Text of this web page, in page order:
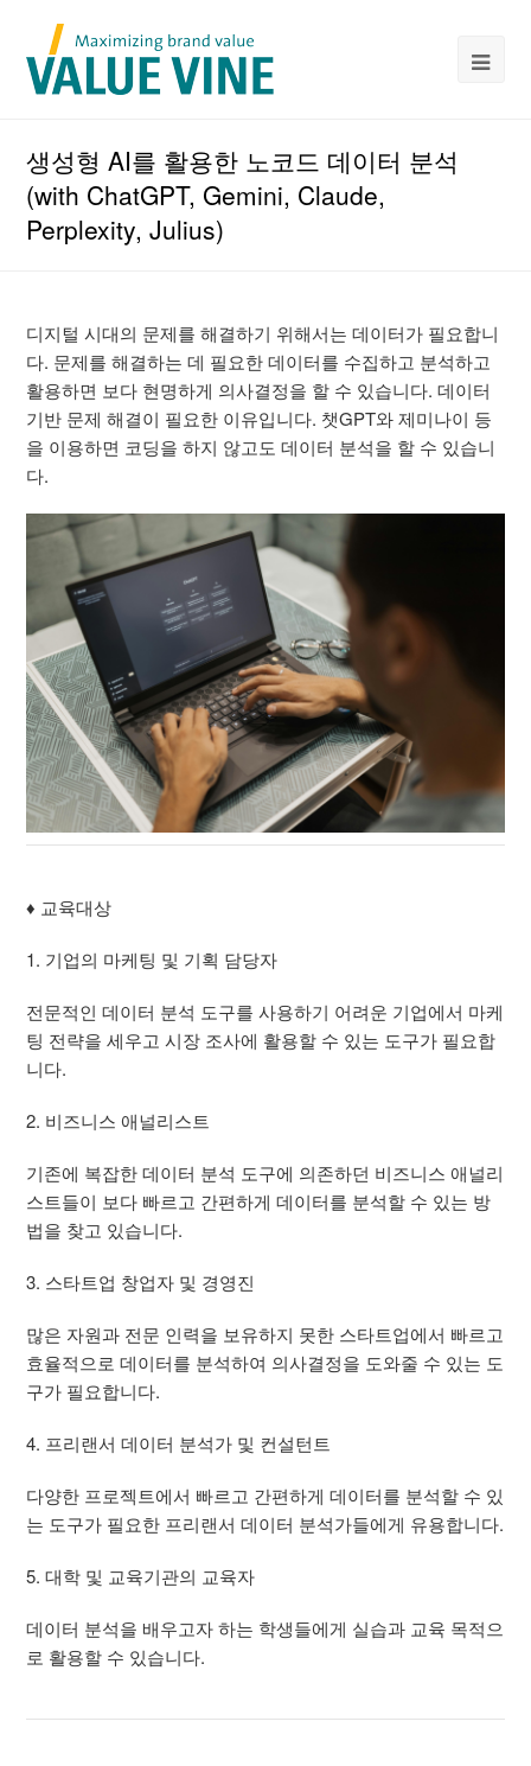
생성형 AI를 활용한 노코드 데이터 분석
(with ChatGPT, Gemini, Claude,
Perplexity, Julius)
디지털 시대의 문제를 해결하기 위해서는 데이터가 필요합니
다. 문제를 해결하는 데 필요한 데이터를 수집하고 분석하고
활용하면 보다 현명하게 의사결정을 할 수 있습니다. 데이터
기반 문제 해결이 필요한 이유입니다. 챗GPT와 제미나이 등
을 이용하면 코딩을 하지 않고도 데이터 분석을 할 수 있습니
다.
♦ 교육대상
1. 기업의 마케팅 및 기획 담당자
전문적인 데이터 분석 도구를 사용하기 어려운 기업에서 마케
팅 전략을 세우고 시장 조사에 활용할 수 있는 도구가 필요합
니다.
2. 비즈니스 애널리스트
기존에 복잡한 데이터 분석 도구에 의존하던 비즈니스 애널리
스트들이 보다 빠르고 간편하게 데이터를 분석할 수 있는 방
법을 찾고 있습니다.
3. 스타트업 창업자 및 경영진
많은 자원과 전문 인력을 보유하지 못한 스타트업에서 빠르고
효율적으로 데이터를 분석하여 의사결정을 도와줄 수 있는 도
구가 필요합니다.
4. 프리랜서 데이터 분석가 및 컨설턴트
다양한 프로젝트에서 빠르고 간편하게 데이터를 분석할 수 있
는 도구가 필요한 프리랜서 데이터 분석가들에게 유용합니다.
5. 대학 및 교육기관의 교육자
데이터 분석을 배우고자 하는 학생들에게 실습과 교육 목적으
로 활용할 수 있습니다.